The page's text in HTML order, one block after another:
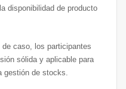
disponibilidad de producto
caso, los participantes
sólida y aplicable para
gestión de stocks.